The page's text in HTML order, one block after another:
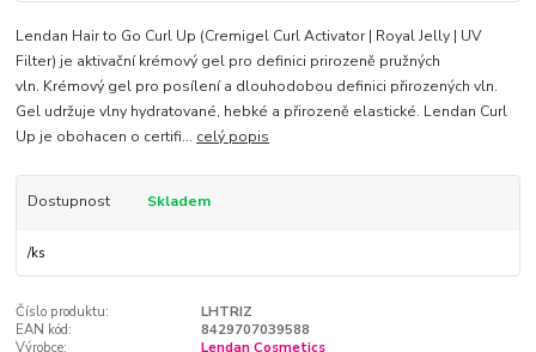
Lendan Hair to Go Curl Up (Cremigel Curl Activator | Royal Jelly | UV
Filter) je aktivační krémový gel pro definici prirozeně pružných
vln. Krémový gel pro posílení a dlouhodobou definici přirozených vln.
Gel udržuje vlny hydratované, hebké a přirozeně elastické. Lendan Curl
Up je obohacen o certifi... celý popis
Dostupnost Skladem
/ks
Číslo produktu:
LHTRIZ
EAN kód:
8429707039588
Výrobce:
Lendan Cosmetics